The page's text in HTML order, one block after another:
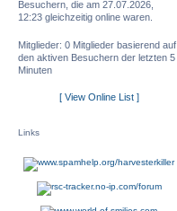
Besuchern, die am 27.07.2026,
12:23 gleichzeitig online waren.
Mitglieder: 0 Mitglieder basierend auf
den aktiven Besuchern der letzten 5
Minuten
[ View Online List ]
Links